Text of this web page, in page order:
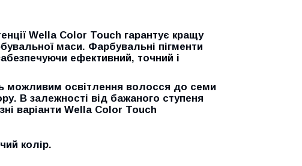
Wella Color Touch гарантує кращу
маси. Фарбувальні пігменти
ефективний, точний і
можливим освітлення волосся до семи
В залежності від бажаного ступеня
варіанти Wella Color Touch
колір.